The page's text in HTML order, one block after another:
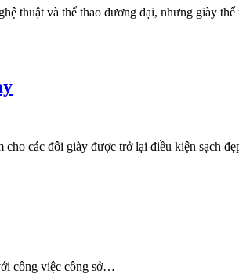
thuật và thể thao đương đại, nhưng giày
các đôi giày được trở lại điều kiện sạch
công việc công sở…